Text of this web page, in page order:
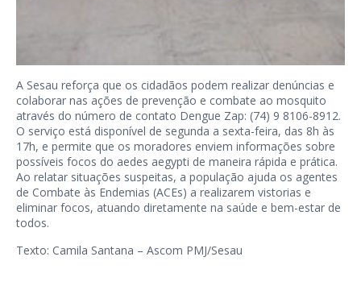
A Sesau reforça que os cidadãos podem realizar denúncias e
colaborar nas ações de prevenção e combate ao mosquito
através do número de contato Dengue Zap: (74) 9 8106-8912.
O serviço está disponível de segunda a sexta-feira, das 8h às
17h, e permite que os moradores enviem informações sobre
possíveis focos do aedes aegypti de maneira rápida e prática.
Ao relatar situações suspeitas, a população ajuda os agentes
de Combate às Endemias (ACEs) a realizarem vistorias e
eliminar focos, atuando diretamente na saúde e bem-estar de
todos.
Texto: Camila Santana – Ascom PMJ/Sesau